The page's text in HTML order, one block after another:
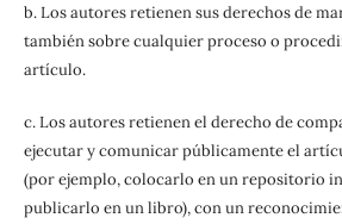
b. Los autores retienen sus derechos de
también sobre cualquier proceso o
artículo.
c. Los autores retienen el derecho de
ejecutar y comunicar públicamente el
(por ejemplo, colocarlo en un repositorio
publicarlo en un libro), con un